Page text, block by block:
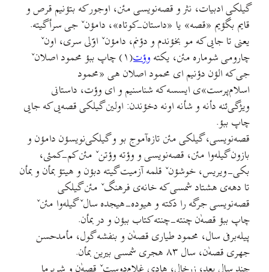
گیلکی ادبیات، نثر و قصه‌نویسی مئن، اوجور که بتؤنیم قرص و
قایم بگؤیم «قصه» یا «داستان-کوتاه»، دامؤنˇ جی سرأگیته.
یعنی تا جایی که مو بخؤندم و دؤنم، دامؤنˇ اوّلی سری، اونˇ
چارومی شوماره مئن، یکته وؤت
(۱) چاپ ببؤ محمود اصلانˇ
جی که الؤن دؤنیم ای محمود اصلان هی «محمود
اسلام‌پرست»ی ایسسه که شناسنیم و ای وؤت، داستانی
ویژگی‌ئنه دأنه و شأنه اونه دخؤندن: اولین گیلکی قصه‌یی که جایی
چاپ ببؤ.
قصه‌نویسی، گیلکی مئن تازه‌آموج بو و گیلکی‌نویسؤن دامؤن و
بازون گیله‌وا مئن، قصه‌نویسی و وؤته وؤتنˇ مئن کم-کمئی،
بکی-ویریس، خوشؤنˇ قلمه آزمیت گیته دبؤن و هیتؤ بمأن و بمأن
تا دهه‌ی هشتاد شمسی که خانه‌ی فرهنگˇ مئن گیلکی
قصه‌نویسی جرگه را دکته و هیوده-هیجده سالˇ گیله‌وا مئنˇ
چاپ ببؤ قصه‌ٰن چنته-چنته کتاب ببؤن و در بمأن.
پیله‌برفی سال، محمود طیاری قصهٰ‌ن و بنفشه گول، مأمدحسن
جهری قصهٰ‌ن، سال ۸۳ هجری شمسی بیرین بمأن.